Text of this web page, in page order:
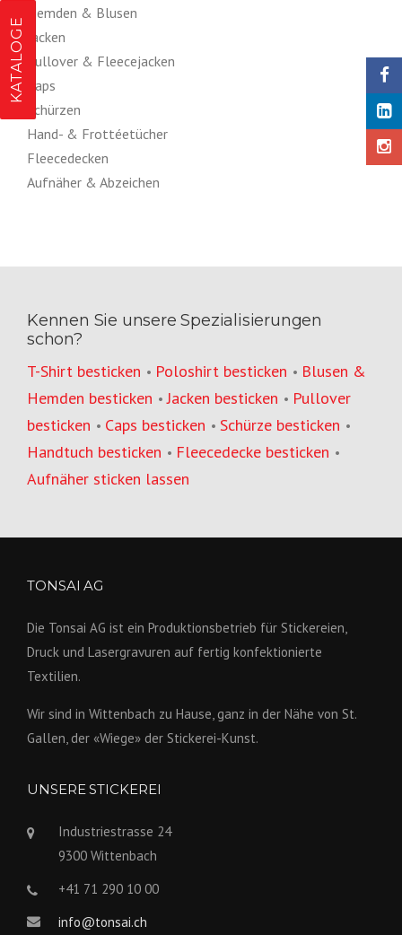
Hemden & Blusen
Jacken
Pullover & Fleecejacken
Caps
Schürzen
Hand- & Frottéetücher
Fleecedecken
Aufnäher & Abzeichen
KATALOGE
Kennen Sie unsere Spezialisierungen
schon?
T-Shirt besticken • Poloshirt besticken • Blusen &
Hemden besticken •Jacken besticken • Pullover
besticken • Caps besticken • Schürze besticken •
Handtuch besticken • Fleecedecke besticken •
Aufnäher sticken lassen
TONSAI AG
Die Tonsai AG ist ein Produktions­betrieb für Stickereien,
Druck und Lasergravuren auf fertig konfek­tionierte
Textilien.
Wir sind in Wittenbach zu Hause, ganz in der Nähe von St.
Gallen, der «Wiege» der Stickerei-Kunst.
UNSERE STICKEREI
Industriestrasse 24
9300 Wittenbach
+41 71 290 10 00
info@tonsai.ch